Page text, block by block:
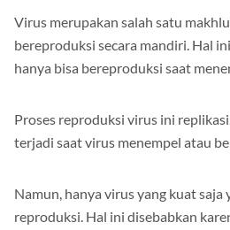
Virus merupakan salah satu
bereproduksi secara mandiri. Hal
hanya bisa bereproduksi saat
Proses reproduksi virus ini
terjadi saat virus menempel atau
Namun, hanya virus yang kuat saja
reproduksi. Hal ini disebabkan